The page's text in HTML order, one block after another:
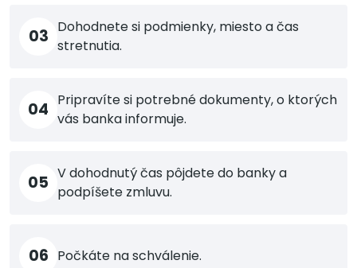
03 Dohodnete si podmienky, miesto a čas
stretnutia.
04 Pripravíte si potrebné dokumenty, o ktorých
vás banka informuje.
05 V dohodnutý čas pôjdete do banky a
podpíšete zmluvu.
06 Počkáte na schválenie.